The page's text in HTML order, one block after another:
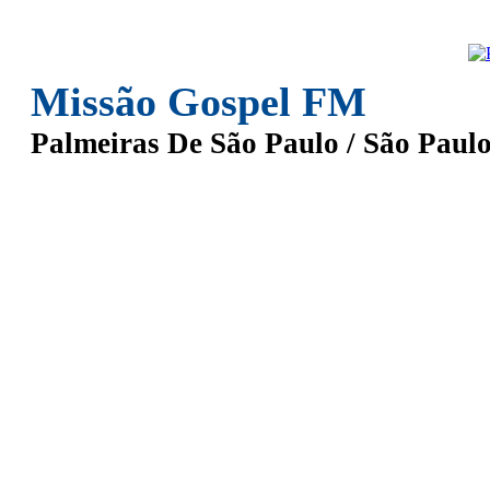
Missão Gospel FM
Palmeiras De São Paulo / São